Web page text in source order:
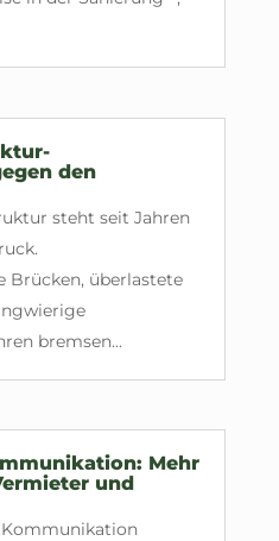
den
steht seit Jahren
Brücken, überlastete
bremsen...
Mehr
und